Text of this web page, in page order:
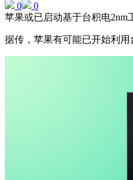
0
0
苹果或已启动基于台积电2nm
据传，苹果有可能已开始利用